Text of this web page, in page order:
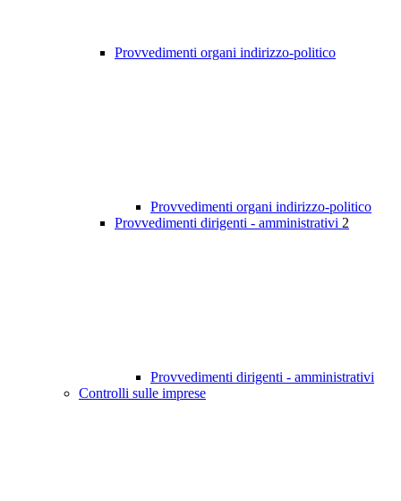
Provvedimenti organi indirizzo-politico
Provvedimenti organi indirizzo-politico
Provvedimenti dirigenti - amministrativi 2
Provvedimenti dirigenti - amministrativi
Controlli sulle imprese